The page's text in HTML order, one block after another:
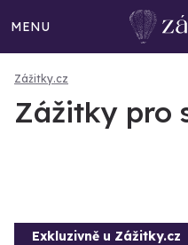
MENU
Zážitky.cz
Zážitky pro
Exkluzivně u Zážitky.cz